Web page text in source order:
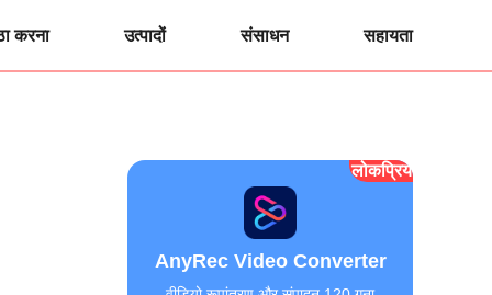
करना उत्पादों संसाधन सहायता
लोकप्रिय
AnyRec Video Converter